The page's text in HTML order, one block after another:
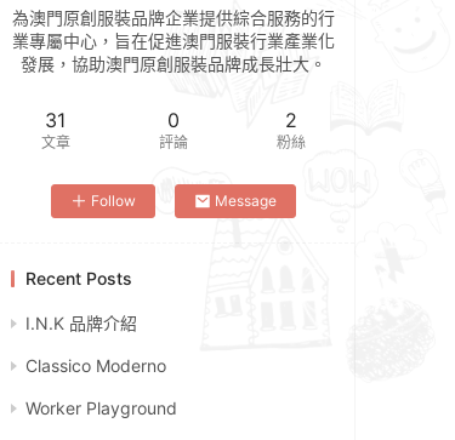
為澳門原創服裝品牌企業提供綜合服務的行
業專屬中心，旨在促進澳門服裝行業產業化
發展，協助澳門原創服裝品牌成長壯大。
31
文章
0
評論
2
粉絲
Follow Message
Recent Posts
I.N.K 品牌介紹
Classico Moderno
Worker Playground